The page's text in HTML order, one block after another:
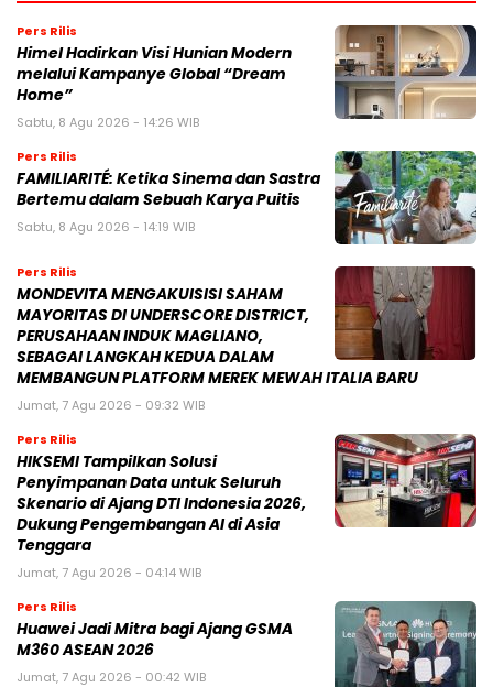
Pers Rilis
Himel Hadirkan Visi Hunian Modern
melalui Kampanye Global “Dream
Home”
Sabtu, 8 Agu 2026 - 14:26 WIB
Pers Rilis
FAMILIARITÉ: Ketika Sinema dan Sastra
Bertemu dalam Sebuah Karya Puitis
Sabtu, 8 Agu 2026 - 14:19 WIB
Pers Rilis
MONDEVITA MENGAKUISISI SAHAM
MAYORITAS DI UNDERSCORE DISTRICT,
PERUSAHAAN INDUK MAGLIANO,
SEBAGAI LANGKAH KEDUA DALAM
MEMBANGUN PLATFORM MEREK MEWAH ITALIA BARU
Jumat, 7 Agu 2026 - 09:32 WIB
Pers Rilis
HIKSEMI Tampilkan Solusi
Penyimpanan Data untuk Seluruh
Skenario di Ajang DTI Indonesia 2026,
Dukung Pengembangan AI di Asia
Tenggara
Jumat, 7 Agu 2026 - 04:14 WIB
Pers Rilis
Huawei Jadi Mitra bagi Ajang GSMA
M360 ASEAN 2026
Jumat, 7 Agu 2026 - 00:42 WIB